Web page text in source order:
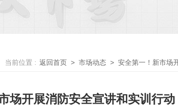
当前位置 : 返回首页 > 市场动态 > 安全第一！新市场
场开展消防安全宣讲和实训行动